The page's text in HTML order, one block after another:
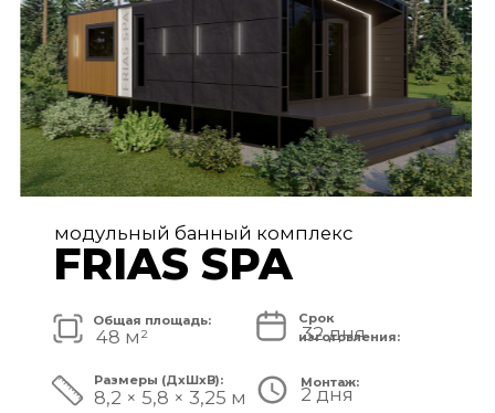
8 750 000 ₽
Стоимость комплекса:
5 дней
11,2 × 6,5 × 3,25 м
Размеры (ДxШxВ):
СМОТРЕТЬ ПРОЕКТ